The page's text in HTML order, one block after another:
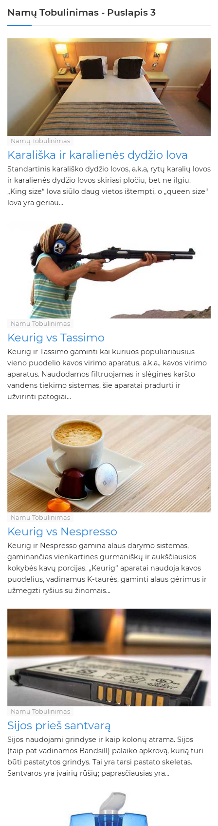
Namų Tobulinimas - Puslapis 3
Namų Tobulinimas
Karališka ir karalienės dydžio lova
Standartinis karališko dydžio lovos, a.k.a, rytų karalių lovos
ir karalienės dydžio lovos skiriasi pločiu, bet ne ilgiu.
„King size“ lova siūlo daug vietos ištempti, o „queen size“
lova yra geriau...
Namų Tobulinimas
Keurig vs Tassimo
Keurig ir Tassimo gaminti kai kuriuos populiariausius
vieno puodelio kavos virimo aparatus, a.k.a., kavos virimo
aparatus. Naudodamos filtruojamas ir slėgines karšto
vandens tiekimo sistemas, šie aparatai pradurti ir
užvirinti patogiai...
Namų Tobulinimas
Keurig vs Nespresso
Keurig ir Nespresso gamina alaus darymo sistemas,
gaminančias vienkartines gurmaniškų ir aukščiausios
kokybės kavų porcijas. „Keurig“ aparatai naudoja kavos
puodelius, vadinamus K-taurės, gaminti alaus gėrimus ir
užmegzti ryšius su žinomais...
Namų Tobulinimas
Sijos prieš santvarą
Sijos naudojami grindyse ir kaip kolonų atrama. Sijos
(taip pat vadinamos Bandsill) palaiko apkrovą, kurią turi
būti pastatytos grindys. Tai yra tarsi pastato skeletas.
Santvaros yra įvairių rūšių; paprasčiausias yra...